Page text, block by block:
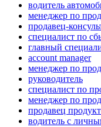
водитель
менеджер по
продавец-
специалист по
главный
account manager
менеджер по
руководитель
специалист по
менеджер по
продавец
водитель с